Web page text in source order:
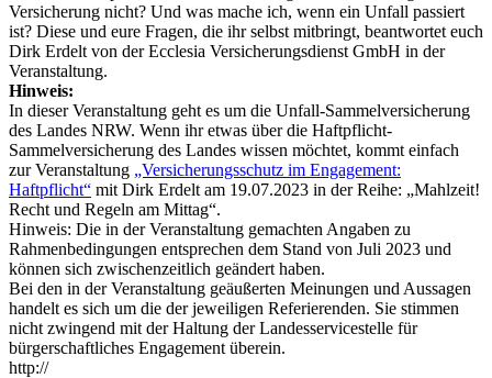
Versicherung nicht? Und was mache ich, wenn ein Unfall passiert
ist? Diese und eure Fragen, die ihr selbst mitbringt, beantwortet euch
Dirk Erdelt von der Ecclesia Versicherungsdienst GmbH in der
Veranstaltung.
Hinweis:
In dieser Veranstaltung geht es um die Unfall-Sammelversicherung
des Landes NRW. Wenn ihr etwas über die Haftpflicht-
Sammelversicherung des Landes wissen möchtet, kommt einfach
zur Veranstaltung „Versicherungsschutz im Engagement:
Haftpflicht“ mit Dirk Erdelt am 19.07.2023 in der Reihe: „Mahlzeit!
Recht und Regeln am Mittag“.
Hinweis: Die in der Veranstaltung gemachten Angaben zu
Rahmenbedingungen entsprechen dem Stand von Juli 2023 und
können sich zwischenzeitlich geändert haben.
Bei den in der Veranstaltung geäußerten Meinungen und Aussagen
handelt es sich um die der jeweiligen Referierenden. Sie stimmen
nicht zwingend mit der Haltung der Landesservicestelle für
bürgerschaftliches Engagement überein.
http://